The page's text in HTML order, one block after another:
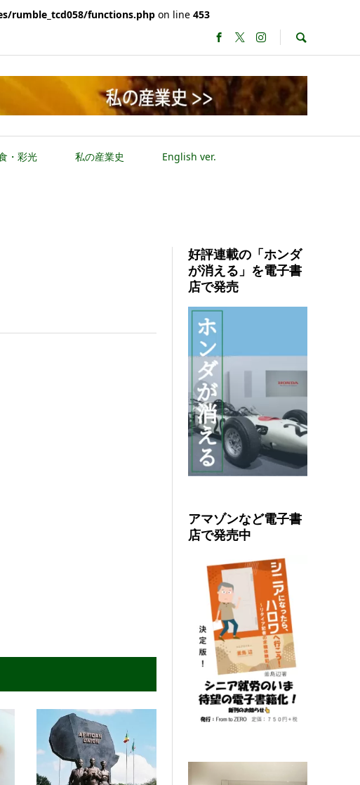
rumble_tcd058/functions.php on line 453
・彩光 私の産業史 English ver.
好評連載の「ホンダ
が消える」を電子書
店で発売
アマゾンなど電子書
店で発売中